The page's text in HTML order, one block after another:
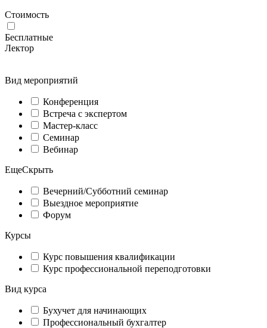
Стоимость
Бесплатные
Лектор
Вид мероприятий
Конференция
Встреча с экспертом
Мастер-класс
Семинар
Вебинар
ЕщеСкрыть
Вечерний/Субботний семинар
Выездное мероприятие
Форум
Курсы
Курс повышения квалификации
Курс профессиональной переподготовки
Вид курса
Бухучет для начинающих
Профессиональный бухгалтер